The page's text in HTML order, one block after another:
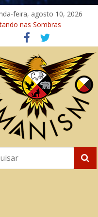
feira, agosto 10, 2026
nas Sombras
A Jornada do
Universal
– Caminho Espiritual –
na Cura